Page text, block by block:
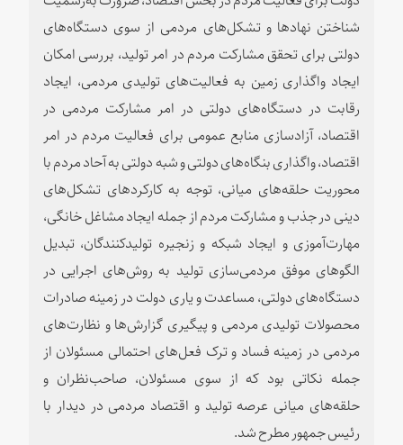
شناختن نهادها و تشکل‌های مردمی از سوی دستگاه‌های
دولتی برای تحقق مشارکت مردم در امر تولید، بررسی امکان
ایجاد واگذاری زمین به فعالیت‌های تولیدی مردمی، ایجاد
رقابت در دستگاه‌های دولتی در امر مشارکت مردمی در
اقتصاد، آزادسازی منابع عمومی برای فعالیت مردم در امر
اقتصاد، واگذاری بنگاه‌های دولتی و شبه دولتی به آحاد مردم با
محوریت حلقه‌های میانی، توجه به کارکردهای تشکل‌های
دینی در جذب و مشارکت مردم از جمله ایجاد مشاغل خانگی،
مهارت‌آموزی و ایجاد شبکه و زنجیره تولیدکنندگان، تبدیل
الگوهای موفق مردمی‌سازی تولید به روش‌های اجرایی در
دستگاه‌های دولتی، مساعدت و یاری دولت در زمینه صادرات
محصولات تولیدی مردمی و پیگیری گزارش‌ها و نظارت‌های
مردمی در زمینه فساد و ترک فعل‌های احتمالی مسئولان از
جمله نکاتی بود که از سوی مسئولان، صاحب‌نظران و
حلقه‌های میانی عرصه تولید و اقتصاد مردمی در دیدار با
رئیس جمهور مطرح شد.